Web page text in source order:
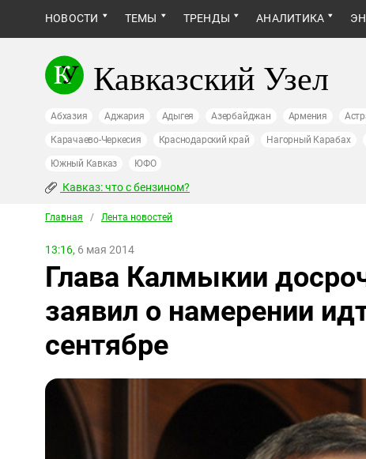
НОВОСТИ ТЕМЫ ТРЕНДЫ АНАЛИТИКА
Кавказский Узел
Абхазия Аджария Адыгея Азербайджан Армения
Карачаево-Черкесия Краснодарский край Нагорный Карабах
Южный Кавказ ЮФО
Кавказ: что с бензином?
Главная / Лента новостей
13:16, 6 мая 2014
Глава Калмыкии
заявил о намерении
сентябре